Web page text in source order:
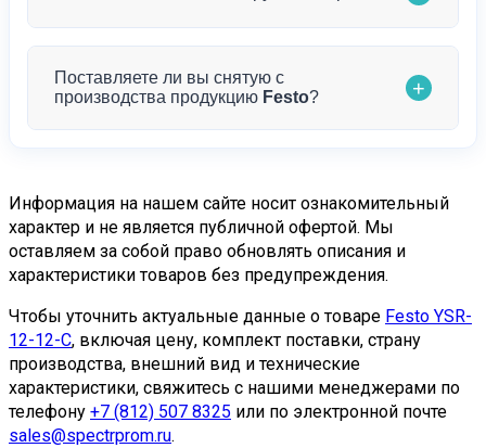
тщательно упаковываем товар для минимизации
проконсультировать по техническим
характеристикамYSR-12-12-C, помочь с
рекомендации по применению по электронной
Да, это наша специализация. Мы ориентированы
на работу с юридическими лицами и готовы
нашим менеджерам для обсуждения
индивидуальных условий.
Поставляете ли вы снятую с
производства продукцию Festo? +
снятой с производства продукции!Компания
«Спектр-Пром» имеет обширную сеть партнеров
и поставщиков по всему миру, что позволяет нам
находить и поставлять даже редкие компоненты
Мы понимаем, как важно поддерживать
работоспособность существующих систем
автоматизации, поэтому прилагаем максимум
усилий для поиска необходимых компонентов.
Информация на нашем сайте носит ознакомительный
характер и не является публичной офертой. Мы
оставляем за собой право обновлять описания и
характеристики товаров без предупреждения.
Чтобы уточнить актуальные данные о товаре Festo YSR-
12-12-C, включая цену, комплект поставки, страну
производства, внешний вид и технические
характеристики, свяжитесь с нашими менеджерами по
телефону +7 (812) 507 8325 или по электронной почте
sales@spectrprom.ru.